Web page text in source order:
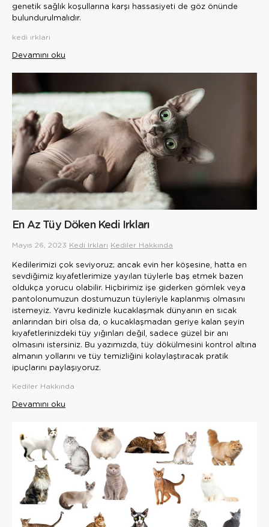
genetik sağlık koşullarına karşı hassasiyeti de göz önünde
bulundurulmalıdır.
kedi ırkları
Devamını oku
En Az Tüy Döken Kedi Irkları
Mayıs 26, 2023 Kedi Irkları Kediler Hakkında
Kedilerimizi çok seviyoruz; ancak evin her köşesine, hatta en
sevdiğimiz kıyafetlerimize yayılan tüylerle baş etmek bazen
oldukça yorucu olabilir. Hiçbirimiz işe giderken gömlek veya
pantolonumuzun dostumuzun tüyleriyle kaplanmış olmasını
istemeyiz. Yavru kedinizle kucaklaşmak dünyanın en sıcak
anlarından biri olsa da, o kucaklaşmadan geriye kalan şeyin
kıyafetlerinizdeki tüy yığınları değil, sadece güzel bir anı
olmasını istersiniz. Bu yazımızda, tüy dökülmesini kontrol altına
almanın yollarını ve tüy temizliğini kolaylaştıracak pratik
ipuçlarını paylaşıyoruz.
Kediler Hakkında
Devamını oku